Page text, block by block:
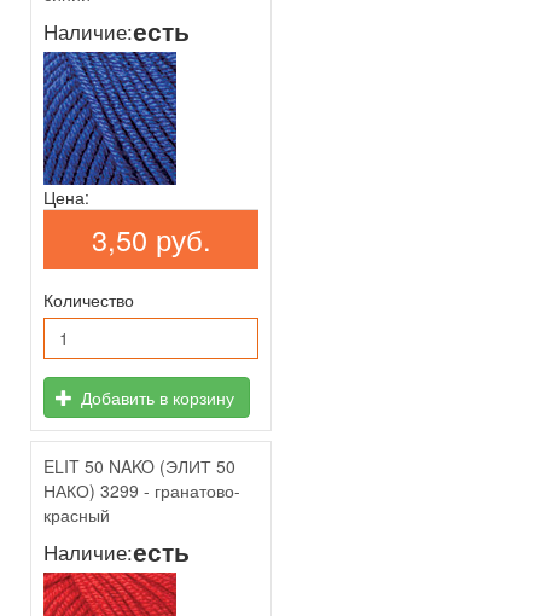
Наличие:есть
Цена:
3,50 руб.
Количество
Добавить в корзину
ELIT 50 NAKO (ЭЛИТ 50
НАКО) 3299 - гранатово-
красный
Наличие:есть